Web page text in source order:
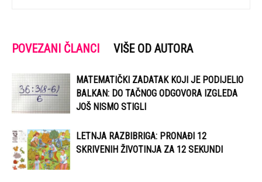
POVEZANI ČLANCI VIŠE OD AUTORA
MATEMATIČKI ZADATAK KOJI JE PODIJELIO
BALKAN: DO TAČNOG ODGOVORA IZGLEDA
JOŠ NISMO STIGLI
LETNJA RAZBIBRIGA: PRONAĐI 12
SKRIVENIH ŽIVOTINJA ZA 12 SEKUNDI